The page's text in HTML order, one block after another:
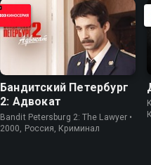
Бандитский Петербург
2: Адвокат
Bandit Petersburg 2: The Lawyer •
2000, Россия, Криминал